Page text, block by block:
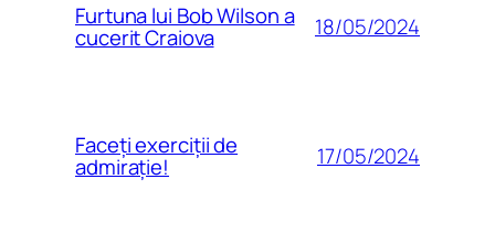
Furtuna lui Bob Wilson a
cucerit Craiova 18/05/2024
Faceți exerciții de
admirație! 17/05/2024